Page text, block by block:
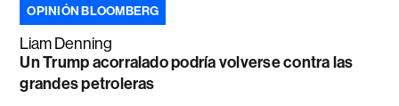
OPINIÓN BLOOMBERG
Liam Denning
Un Trump acorralado podría volverse contra las
grandes petroleras